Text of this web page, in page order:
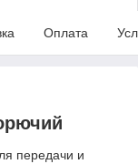
Оплата
передачи и